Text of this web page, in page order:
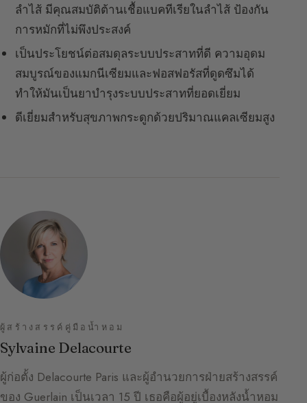
ลำไส้ มีคุณสมบัติต้านเชื้อแบคทีเรียในลำไส้ ป้องกัน
การหมักที่ไม่พึงประสงค์
เป็นประโยชน์ต่อสมดุลระบบประสาทที่ดี ความอุดม
สมบูรณ์ของแมกนีเซียมและฟอสฟอรัสที่ดูดซึมได้
ทำให้มันเป็นยาบำรุงระบบประสาทที่ยอดเยี่ยม
ดีเยี่ยมสำหรับสุขภาพกระดูกด้วยปริมาณแคลเซียมสูง
ผู้สร้างสรรค์คู่มือน้ำหอม
Sylvaine Delacourte
ผู้ก่อตั้ง Delacourte Paris และผู้อำนวยการฝ่ายสร้างสรรค์
ของ Guerlain เป็นเวลา 15 ปี เธอคือผู้อยู่เบื้องหลังน้ำหอม